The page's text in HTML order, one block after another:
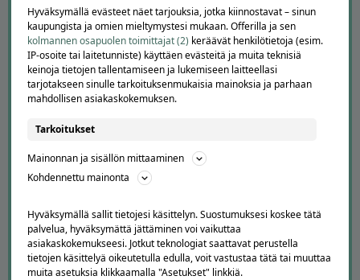
Asiakaspalvelu
Kuinka Offerilla toimii
Usein kysytyt kysymykset
Suosittele Offerillaa
TUTUSTU MEIHIN
Tietoa meistä
Tilaa uutiskirje
Avoimet työpaikat
YRITYKSILLE
Markkinoi Offerillassa
Vaikuttajayhteistyö
Hyväksymällä evästeet näet tarjouksia, jotka kiinnostavat – sinun
kaupungista ja omien mieltymystesi mukaan. Offerilla ja sen
kolmannen osapuolen toimittajat (2) keräävät henkilötietoja (esim.
IP-osoite tai laitetunniste) käyttäen evästeitä ja muita teknisiä
keinoja tietojen tallentamiseen ja lukemiseen laitteellasi
tarjotakseen sinulle tarkoituksenmukaisia mainoksia ja parhaan
mahdollisen asiakaskokemuksen.
Tarkoitukset
Mainonnan ja sisällön mittaaminen
Kohdennettu mainonta
Hyväksymällä sallit tietojesi käsittelyn. Suostumuksesi koskee tätä
palvelua, hyväksymättä jättäminen voi vaikuttaa
asiakaskokemukseesi. Jotkut teknologiat saattavat perustella
tietojen käsittelyä oikeutetulla edulla, voit vastustaa tätä tai muuttaa
muita asetuksia klikkaamalla "Asetukset" linkkiä.